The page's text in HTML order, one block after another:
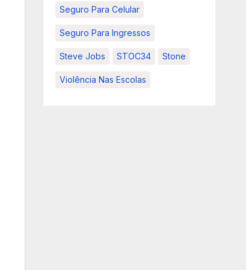
Seguro Para Celular
Seguro Para Ingressos
Steve Jobs STOC34 Stone
Violência Nas Escolas